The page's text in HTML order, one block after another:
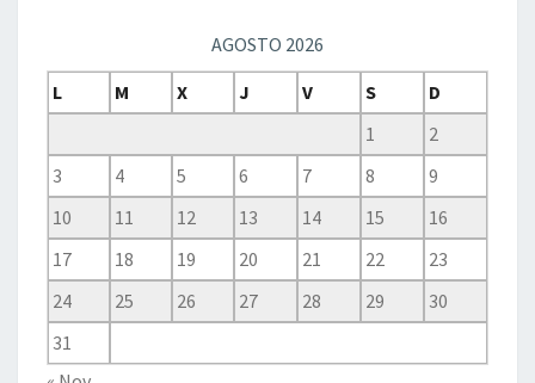
AGOSTO 2026
L
M X J V S
D
1
2
3
4 5 6 7 8
9
10
11 12 13 14 15
16
17
18 19 20 21 22
23
24
25 26 27 28 29
30
31